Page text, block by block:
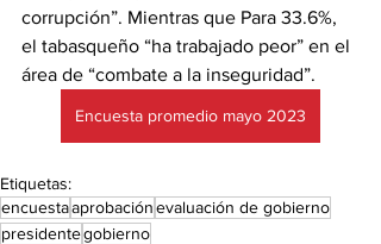
corrupción”. Mientras que Para 33.6%,
el tabasqueño “ha trabajado peor” en el
área de “combate a la inseguridad”.
Encuesta promedio mayo 2023
Etiquetas:
encuestaaprobaciónevaluación de gobierno
presidentegobierno